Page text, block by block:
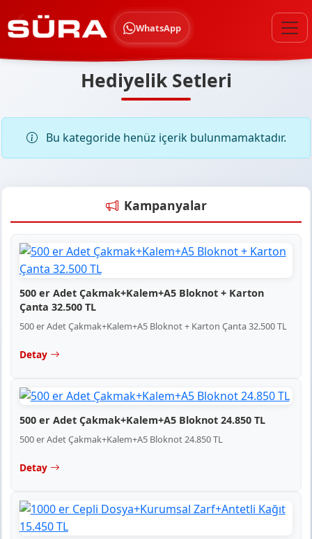
WhatsApp
Hediyelik Setleri
Bu kategoride henüz içerik bulunmamaktadır.
Kampanyalar
500 er Adet Çakmak+Kalem+A5 Bloknot + Karton
Çanta 32.500 TL
500 er Adet Çakmak+Kalem+A5 Bloknot + Karton Çanta 32.500 TL
Detay
500 er Adet Çakmak+Kalem+A5 Bloknot 24.850 TL
500 er Adet Çakmak+Kalem+A5 Bloknot 24.850 TL
Detay